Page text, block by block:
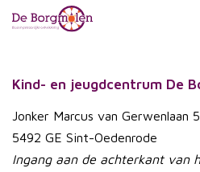
Kind- en jeugdcentrum De
Jonker Marcus van Gerwenlaan
5492 GE Sint-Oedenrode
Ingang aan de achterkant van